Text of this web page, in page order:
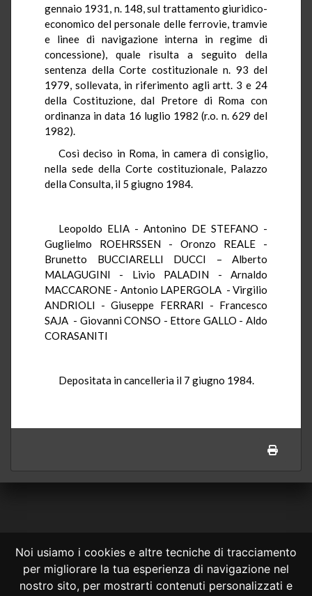
Noi usiamo i cookies e altre tecniche di tracciamento
per migliorare la tua esperienza di navigazione nel
nostro sito, per mostrarti contenuti personalizzati e
gennaio 1931, n. 148, sul trattamento giuridico-
economico del personale delle ferrovie, tramvie
e linee di navigazione interna in regime di
concessione), quale risulta a seguito della
sentenza della Corte costituzionale n. 93 del
1979, sollevata, in riferimento agli artt. 3 e 24
della Costituzione, dal Pretore di Roma con
ordinanza in data 16 luglio 1982 (r.o. n. 629 del
1982).
Così deciso in Roma, in camera di consiglio,
nella sede della Corte costituzionale, Palazzo
della Consulta, il 5 giugno 1984.
Leopoldo ELIA - Antonino DE STEFANO -
Guglielmo ROEHRSSEN - Oronzo REALE -
Brunetto BUCCIARELLI DUCCI – Alberto
MALAGUGINI - Livio PALADIN - Arnaldo
MACCARONE - Antonio LAPERGOLA - Virgilio
ANDRIOLI - Giuseppe FERRARI - Francesco
SAJA - Giovanni CONSO - Ettore GALLO - Aldo
CORASANITI
Depositata in cancelleria il 7 giugno 1984.
CONSULTA ONLINE DAL 1995 -NOTE LEGALI